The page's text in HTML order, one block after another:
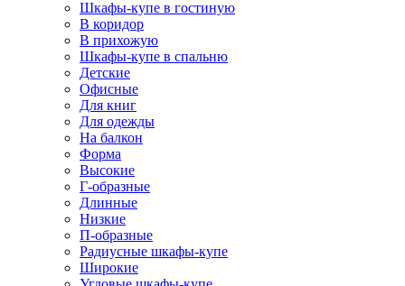
Шкафы-купе в гостиную
В коридор
В прихожую
Шкафы-купе в спальню
Детские
Офисные
Для книг
Для одежды
На балкон
Форма
Высокие
Г-образные
Длинные
Низкие
П-образные
Радиусные шкафы-купе
Широкие